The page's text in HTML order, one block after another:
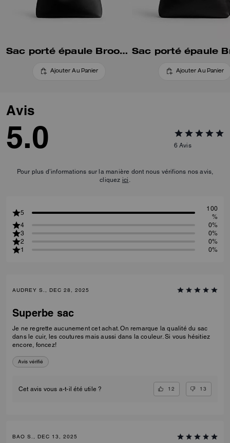
Sac porté épaule Brooklyn 28
Ajouter Au Panier Ajouter Au Panier
Avis
5.0 6 Avis
Pour plus d’informations sur la manière dont nous vérifions nos avis,
cliquez ici
5
100
%
4
0%
3
0%
2
0%
1
0%
AUDREY S., DEC 28, 2025
Superbe sac
Je ne regrette aucunement cet achat. On remarque la qualité du sac
dans le cuir, les coutures mais aussi dans la couleur. Si vous hésitiez
encore, foncez!
Avis vérifié
Cet avis vous a-t-il été utile ? 12 13
BAO S., DEC 13, 2025